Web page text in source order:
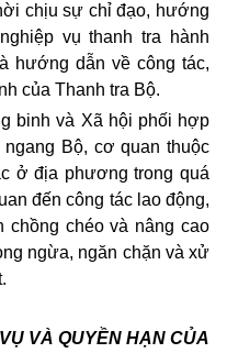
chịu sự chỉ đạo, hướng
vụ thanh tra hành
hướng dẫn về công tác,
của Thanh tra Bộ.
binh và Xã hội phối hợp
Bộ, cơ quan thuộc
ở địa phương trong quá
đến công tác lao động,
chéo và nâng cao
ngừa, ngăn chặn và xử
VÀ QUYỀN HẠN CỦA